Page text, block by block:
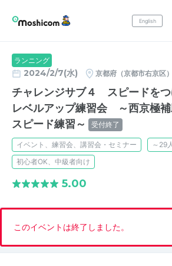
English
ランニング
2024/2/7(水) 京都府（京都市右京区）
チャレンジサブ４ スピードを
レベルアップ練習会 ～西京極
スピード練習～
受付終了
イベント、練習会、講習会・セミナー
～29
初心者OK、中級者向け
5.00
このイベントは終了しました。